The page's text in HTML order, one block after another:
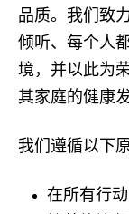
品质。我们致
倾听、每个人
境，并以此为
其家庭的健康
我们遵循以下原
在所有行